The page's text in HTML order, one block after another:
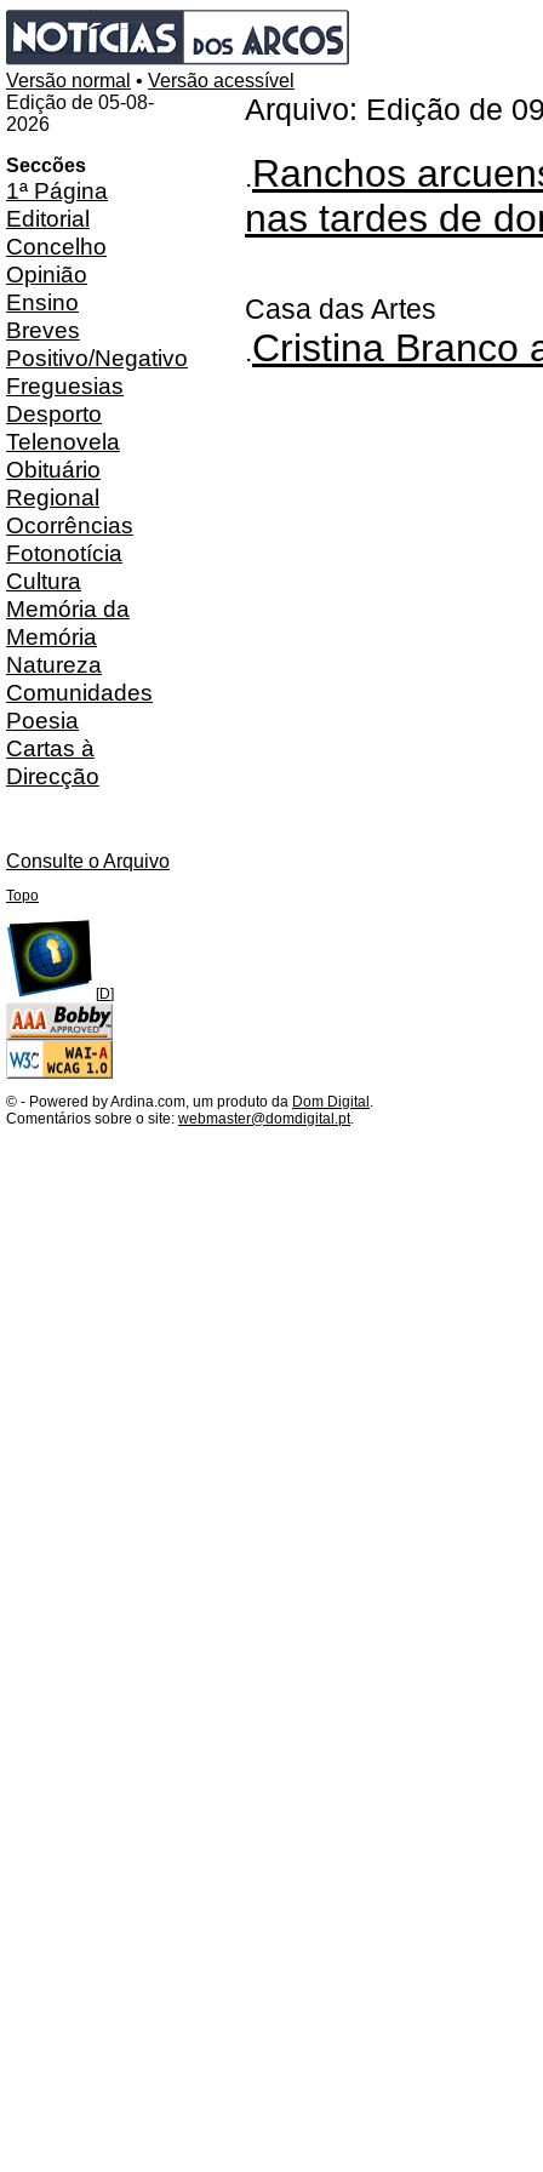
Versão normal • Versão acessível
Edição de 05-08-
2026
Seccões
1ª Página
Editorial
Concelho
Opinião
Ensino
Breves
Positivo/Negativo
Freguesias
Desporto
Telenovela
Obituário
Regional
Ocorrências
Fotonotícia
Cultura
Memória da
Memória
Natureza
Comunidades
Poesia
Cartas à
Direcção
Consulte o Arquivo
Arquivo: Edição de
.Ranchos
nas tardes de
Casa das Artes
.Cristina Branco
Topo
[D]
© - Powered by Ardina.com, um produto da Dom Digital .
Comentários sobre o site: webmaster@domdigital.pt.